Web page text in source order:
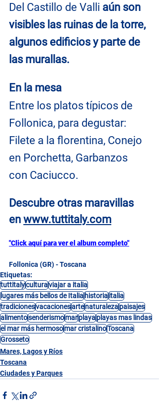
Del Castillo de Valli aún son
visibles las ruinas de la torre,
algunos edificios y parte de
las murallas.
En la mesa
Entre los platos típicos de
Follonica, para degustar:
Filete a la florentina, Conejo
en Porchetta, Garbanzos
con Caciucco.
Descubre otras maravillas
en www.tuttitaly.com
"Click aquí para ver el album completo"
Follonica (GR) - Toscana
Etiquetas:
tuttitalyculturaviajar a italia
lugares más bellos de Italiahistoriaitalia
tradicionesvacacionesartenaturalezapaisajes
alimentosenderismomarplayaplayas mas lindas
el mar más hermosomar cristalinoToscana
Grosseto
Mares, Lagos y Ríos
Toscana
Ciudades y Parques